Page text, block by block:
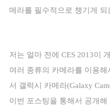
메라를 필수적으로 챙기게 되
저는 얼마 전에 CES 2013이
여러 종류의 카메라를 이용해
서 갤럭시 카메라(Galaxy
이번 포스팅을 통해서 공개